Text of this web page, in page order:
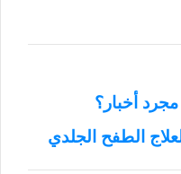
أخبار؟